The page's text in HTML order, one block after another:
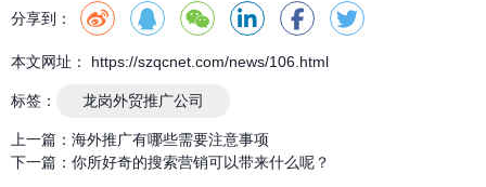
分享到：
本文网址： https://szqcnet.com/news/106.html
标签： 龙岗外贸推广公司
上一篇： 海外推广有哪些需要注意事项
下一篇： 你所好奇的搜索营销可以带来什么呢？